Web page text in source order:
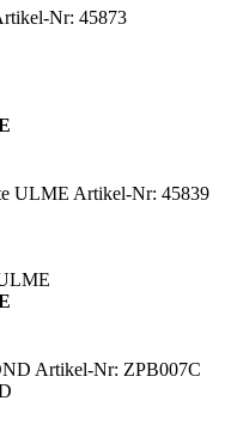
Nr: 45873
Artikel-Nr: 45839
Artikel-Nr: ZPB007C